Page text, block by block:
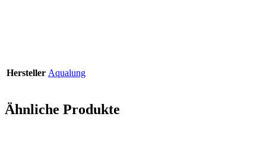
Hersteller Aqualung
Ähnliche Produkte